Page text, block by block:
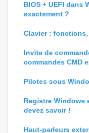
BIOS + UEFI dans
exactement ?
Clavier :
Invite de
commandes CMD
Pilotes sous
Registre Windows
devez savoir !
Haut-parleurs